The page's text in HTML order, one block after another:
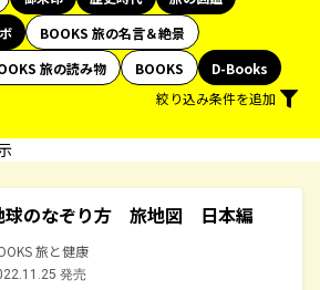
BOOKS 旅の名言＆絶景
旅の読み物 BOOKS
D-Books
絞り込み条件を追加
球のなぞり方 旅地図 日本編
旅と健康
発売